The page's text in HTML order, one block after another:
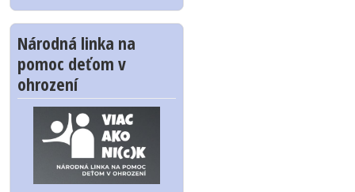
Národná linka na
pomoc deťom v
ohrození